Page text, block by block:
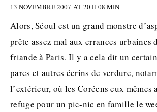
13 NOVEMBRE 2007 AT 20 H 08 MIN
Alors, Séoul est un grand monstre
prête assez mal aux errances urbaines
friande à Paris. Il y a cela dit un
parcs et autres écrins de verdure,
l’extérieur, où les Coréens eux mêmes
refuge pour un pic-nic en famille le